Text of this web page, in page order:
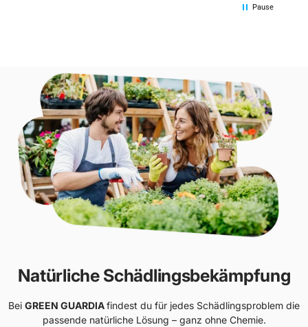
Pause
Natürliche Schädlingsbekämpfung
Bei GREEN GUARDIAfindest du für jedes Schädlingsproblem die
passende natürliche Lösung – ganz ohne Chemie.